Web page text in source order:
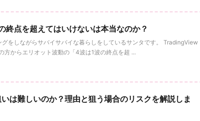
終点を超えてはいけないは本当なのか？
をしながらサバイサバイな暮らしをしているサンタです。 TradingView
方からエリオット波動の「4波は1波の終点を超 ...
は難しいのか？理由と狙う場合のリスクを解説しま